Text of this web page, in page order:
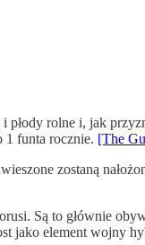
rolne i, jak
1 funta rocznie. [The
zostaną
Są to głównie
jako element wojny